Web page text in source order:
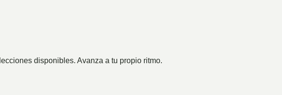
disponibles. Avanza a tu propio ritmo.